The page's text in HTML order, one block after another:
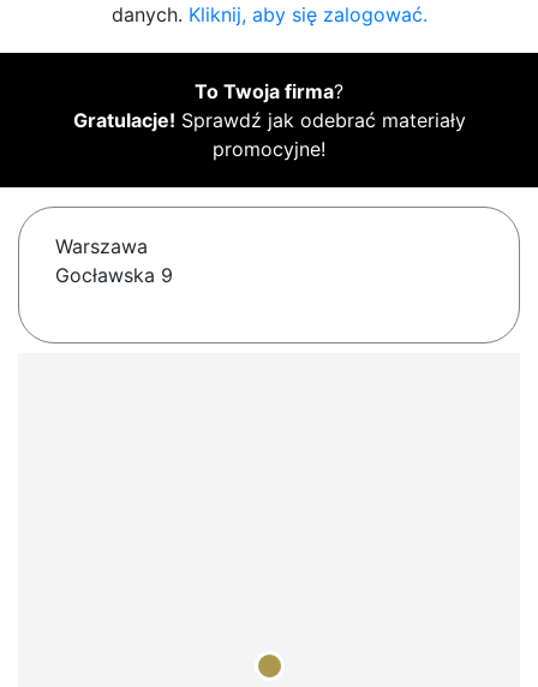
danych. Kliknij, aby się zalogować.
To Twoja firma?
Gratulacje! Sprawdź jak odebrać materiały
promocyjne!
Warszawa
Gocławska 9